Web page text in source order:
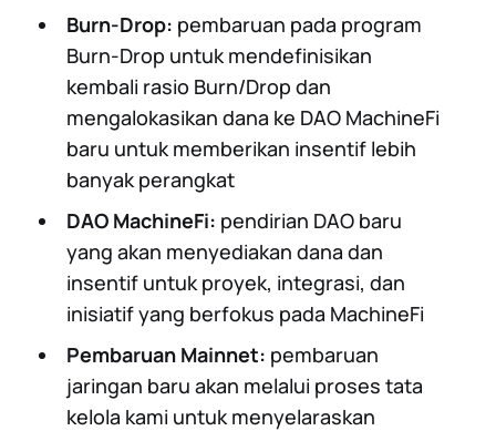
Burn-Drop: pembaruan pada program
Burn-Drop untuk mendefinisikan
kembali rasio Burn/Drop dan
mengalokasikan dana ke DAO MachineFi
baru untuk memberikan insentif lebih
banyak perangkat
DAO MachineFi: pendirian DAO baru
yang akan menyediakan dana dan
insentif untuk proyek, integrasi, dan
inisiatif yang berfokus pada MachineFi
Pembaruan Mainnet: pembaruan
jaringan baru akan melalui proses tata
kelola kami untuk menyelaraskan